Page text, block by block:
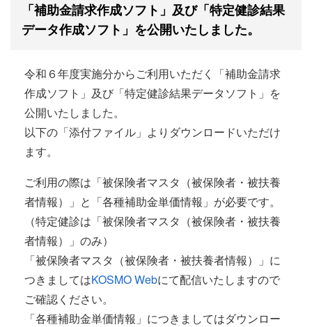
「補助金請求作成ソフト」及び「特定健診結果
データ作成ソフト」を公開いたしました。
令和６年度実施分からご利用いただく「補助金請求
作成ソフト」及び「特定健診結果データソフト」を
公開いたしました。
以下の「添付ファイル」よりダウンロードいただけ
ます。
ご利用の際は「被保険者マスタ（被保険者・被扶養
者情報）」と「各種補助金単価情報」が必要です。
（特定健診は「被保険者マスタ（被保険者・被扶養
者情報）」のみ）
「被保険者マスタ（被保険者・被扶養者情報）」に
つきましてはKOSMO Webにて配信いたしますので
ご確認ください。
「各種補助金単価情報」につきましてはダウンロー